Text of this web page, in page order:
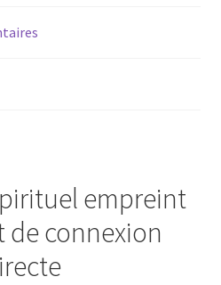
empreint
de connexion